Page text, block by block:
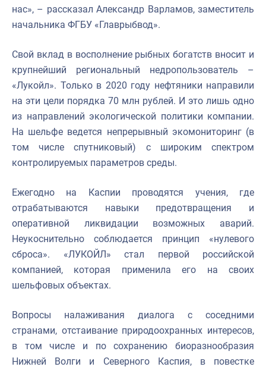
нас», – рассказал Александр Варламов, заместитель
начальника ФГБУ «Главрыбвод».
Свой вклад в восполнение рыбных богатств вносит и
крупнейший региональный недропользователь –
«Лукойл». Только в 2020 году нефтяники направили
на эти цели порядка 70 млн рублей. И это лишь одно
из направлений экологической политики компании.
На шельфе ведется непрерывный экомониторинг (в
том числе спутниковый) с широким спектром
контролируемых параметров среды.
Ежегодно на Каспии проводятся учения, где
отрабатываются навыки предотвращения и
оперативной ликвидации возможных аварий.
Неукоснительно соблюдается принцип «нулевого
сброса». «ЛУКОЙЛ» стал первой российской
компанией, которая применила его на своих
шельфовых объектах.
Вопросы налаживания диалога с соседними
странами, отстаивание природоохранных интересов,
в том числе и по сохранению биоразнообразия
Нижней Волги и Северного Каспия, в повестке